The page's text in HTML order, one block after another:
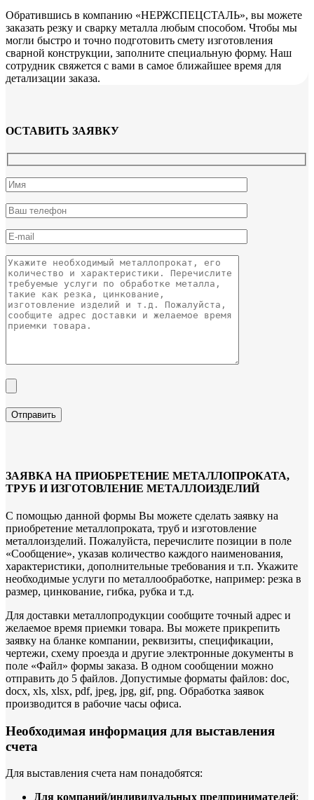
Обратившись в компанию «НЕРЖСПЕЦСТАЛЬ», вы можете
заказать резку и сварку металла любым способом. Чтобы мы
могли быстро и точно подготовить смету изготовления
сварной конструкции, заполните специальную форму. Наш
сотрудник свяжется с вами в самое ближайшее время для
детализации заказа.
ОСТАВИТЬ ЗАЯВКУ
ЗАЯВКА НА ПРИОБРЕТЕНИЕ МЕТАЛЛОПРОКАТА,
ТРУБ И ИЗГОТОВЛЕНИЕ МЕТАЛЛОИЗДЕЛИЙ
С помощью данной формы Вы можете сделать заявку на
приобретение металлопроката, труб и изготовление
металлоизделий. Пожалуйста, перечислите позиции в поле
«Сообщение», указав количество каждого наименования,
характеристики, дополнительные требования и т.п. Укажите
необходимые услуги по металлообработке, например: резка в
размер, цинкование, гибка, рубка и т.д.
Для доставки металлопродукции сообщите точный адрес и
желаемое время приемки товара. Вы можете прикрепить
заявку на бланке компании, реквизиты, спецификации,
чертежи, схему проезда и другие электронные документы в
поле «Файл» формы заказа. В одном сообщении можно
отправить до 5 файлов. Допустимые форматы файлов: doc,
docx, xls, xlsx, pdf, jpeg, jpg, gif, png. Обработка заявок
производится в рабочие часы офиса.
Необходимая информация для выставления
счета
Для выставления счета нам понадобятся:
Для компаний/индивидуальных предпринимателей: